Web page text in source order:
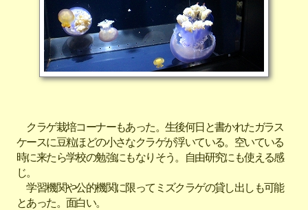
クラゲ栽培コーナーもあった。生後何日と書かれたガラス
ケースに豆粒ほどの小さなクラゲが浮いている。空いている
時に来たら学校の勉強にもなりそう。自由研究にも使える感
じ。
学習機関や公的機関に限ってミズクラゲの貸し出しも可能
とあった。面白い。